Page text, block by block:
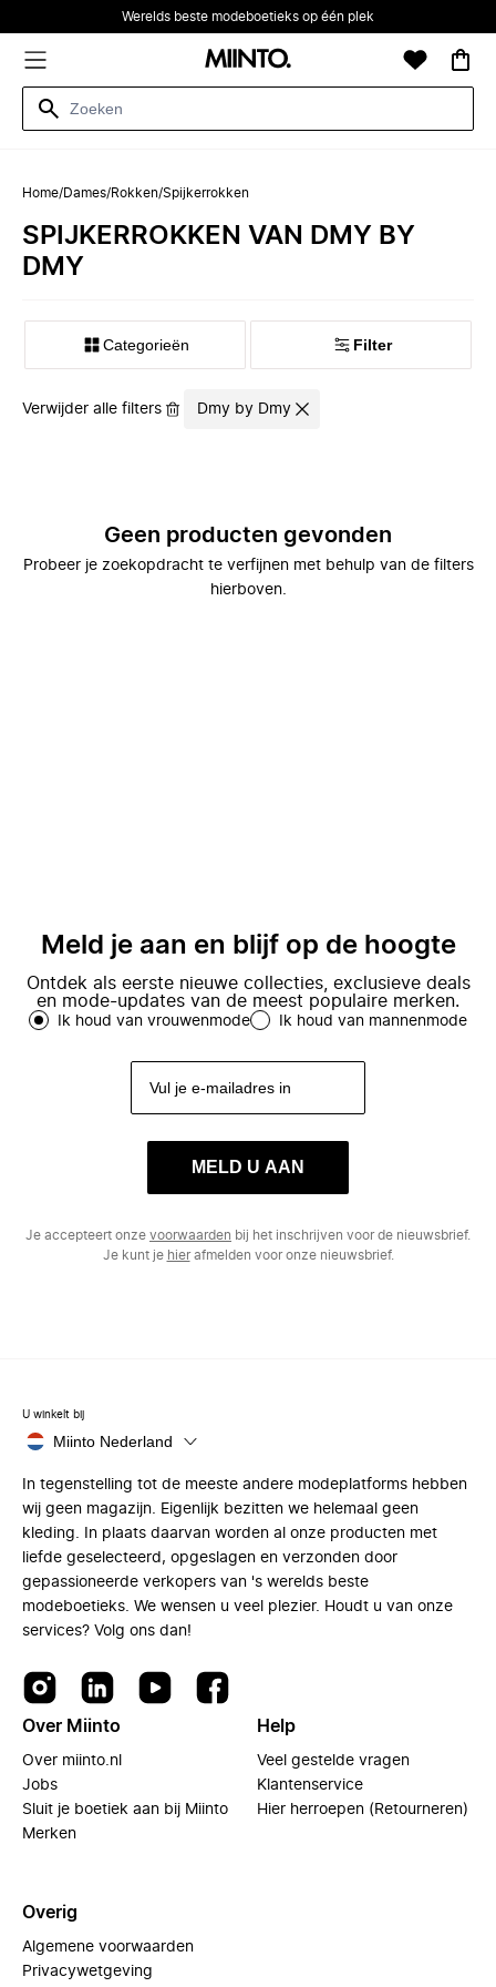
Werelds beste modeboetieks op één plek
Home/Dames/Rokken/Spijkerrokken
SPIJKERROKKEN VAN DMY BY
DMY
Categorieën Filter
Verwijder alle filters Dmy by Dmy
Geen producten gevonden
Probeer je zoekopdracht te verfijnen met behulp van de filters
hierboven.
Meld je aan en blijf op de hoogte
Ontdek als eerste nieuwe collecties, exclusieve deals
en mode-updates van de meest populaire merken.
Ik houd van vrouwenmode Ik houd van mannenmode
MELD U AAN
Je accepteert onze voorwaarden bij het inschrijven voor de nieuwsbrief.
Je kunt je hierafmelden voor onze nieuwsbrief.
U winkelt bij
Miinto Nederland
In tegenstelling tot de meeste andere modeplatforms hebben
wij geen magazijn. Eigenlijk bezitten we helemaal geen
kleding. In plaats daarvan worden al onze producten met
liefde geselecteerd, opgeslagen en verzonden door
gepassioneerde verkopers van 's werelds beste
modeboetieks. We wensen u veel plezier. Houdt u van onze
services? Volg ons dan!
Over Miinto
Over miinto.nl
Jobs
Sluit je boetiek aan bij Miinto
Merken
Help
Veel gestelde vragen
Klantenservice
Hier herroepen (Retourneren)
Overig
Algemene voorwaarden
Privacywetgeving